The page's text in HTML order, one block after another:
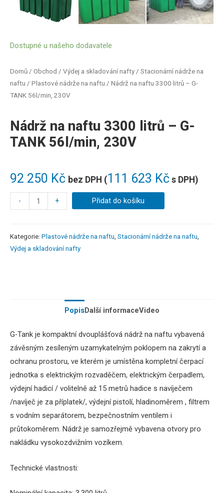
Domů / Obchod / Výdej a skladování nafty / Stacionární nádrže na
naftu / Plastové nádrže na naftu / Nádrž na naftu 3300 litrů – G-
TANK 56l/min, 230V
Nádrž na naftu 3300 litrů – G-
TANK 56l/min, 230V
92 250 Kč bez DPH (111 623 Kč s DPH)
Dostupné u našeho dodavatele
- + Přidat do košíku
Kategorie: Plastové nádrže na naftu Stacionární nádrže na naftu
Výdej a skladování nafty
PopisDalší informaceVideo
G-Tank je kompaktní dvouplášťová nádrž na naftu vybavená
závěsným zesíleným uzamykatelným poklopem na zakrytí a
ochranu prostoru, ve kterém je umístěna kompletní čerpací
jednotka s elektrickým rozvaděčem, elektrickým čerpadlem,
výdejní hadicí / volitelně až 15 metrů hadice s navíječem
/navíječ je za příplatek/, výdejní pistolí, hladinoměrem , filtrem
s vodním separátorem, bezpečnostním ventilem i
průtokoměrem. Nádrž je samozřejmě vybavena otvory pro
nakládku vysokozdvižním vozíkem.
Technické vlastnosti: